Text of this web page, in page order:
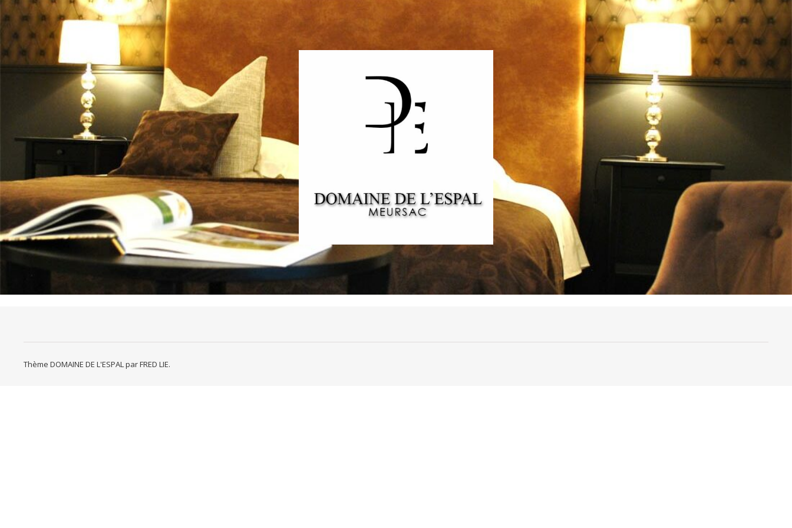
Thème DOMAINE DE L'ESPAL parFRED LIE.